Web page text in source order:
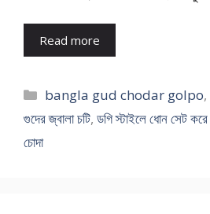
Read more
Categories
bangla gud chodar golpo,
গুদের জ্বালা চটি, ডগি স্টাইলে ধোন সেট
চোদা